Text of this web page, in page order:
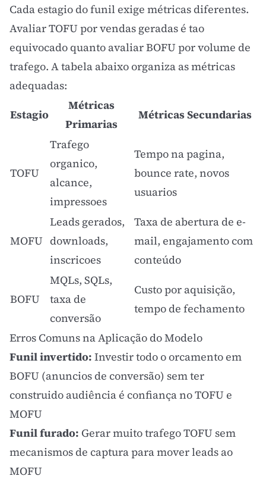
Cada estagio do funil exige métricas diferentes.
Avaliar TOFU por vendas geradas é tao
equivocado quanto avaliar BOFU por volume de
trafego. A tabela abaixo organiza as métricas
adequadas:
Estagio
Métricas
Primarias
Métricas Secundarias
TOFU
Trafego
organico,
alcance,
impressoes
Tempo na pagina,
bounce rate, novos
usuarios
MOFU
Leads gerados,
downloads,
inscricoes
Taxa de abertura de e-
mail, engajamento com
conteúdo
BOFU
MQLs, SQLs,
taxa de
conversão
Custo por aquisição,
tempo de fechamento
Erros Comuns na Aplicação do Modelo
Funil invertido: Investir todo o orcamento em
BOFU (anuncios de conversão) sem ter
construido audiência é confiança no TOFU e
MOFU
Funil furado: Gerar muito trafego TOFU sem
mecanismos de captura para mover leads ao
MOFU